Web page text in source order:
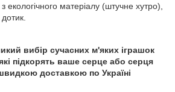
екологічного матеріалу (штучне хутро),
вибір сучасних м'яких іграшок
підкорять ваше серце або серця
доставкою по Україні